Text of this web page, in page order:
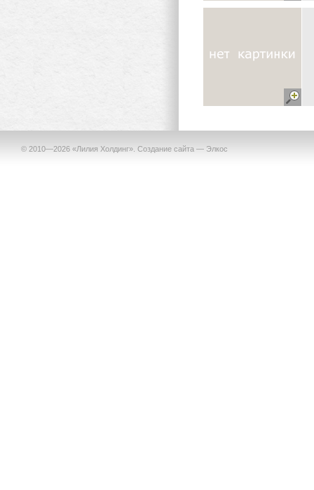
© 2010—2026 «Лилия Холдинг». Создание сайта — Элкос